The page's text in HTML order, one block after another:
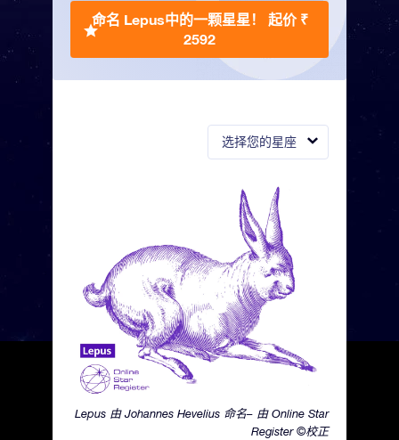
选择您的星座
Lepus 由 Johannes Hevelius 命名– 由 Online Star
Register ©校正
命名 Lepus中的一颗星星！ 起价 ₹
2592